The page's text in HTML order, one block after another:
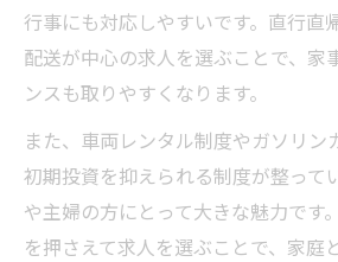
行事にも対応しやすいです。直行直
配送が中心の求人を選ぶことで、家
ンスも取りやすくなります。
また、車両レンタル制度やガソリン
初期投資を抑えられる制度が整って
や主婦の方にとって大きな魅力です
を押さえて求人を選ぶことで、家庭